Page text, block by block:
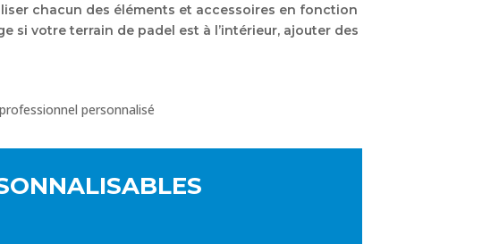
chacun des éléments et accessoires en fonction
si votre terrain de padel est à l’intérieur, ajouter des